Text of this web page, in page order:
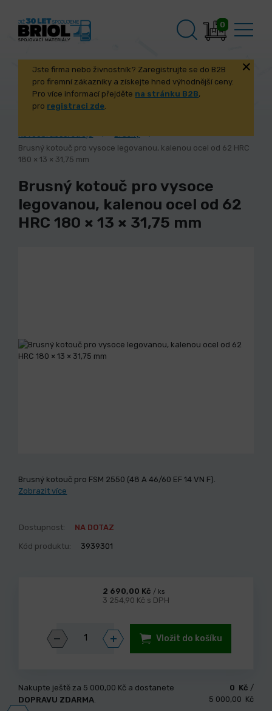
0
Jste firma nebo živnostník? Zaregistrujte se do B2B
pro firemní zákazníky a získejte hned výhodnější ceny.
Pro více informací přejděte na stránku B2B,
pro registraci zde.
Kovoobráběcí stroje
Brusky
Brusný kotouč pro vysoce legovanou, kalenou ocel od 62 HRC
180 × 13 × 31,75 mm
Brusný kotouč pro vysoce
legovanou, kalenou ocel od 62
HRC 180 × 13 × 31,75 mm
Brusný kotouč pro FSM 2550 (48 A 46/60 EF 14 VN F).
Zobrazit více
Dostupnost: NA DOTAZ
Kód produktu: 3939301
2 690,00 Kč / ks
3 254,90 Kč s DPH
Vložit do košíku
Nakupte ještě za 5 000,00 Kč a dostanete
DOPRAVU ZDARMA.
0 Kč /
5 000,00 Kč